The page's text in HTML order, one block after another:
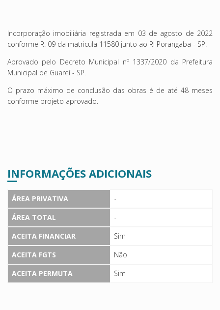
Incorporação imobiliária registrada em 03 de agosto de 2022
conforme R. 09 da matricula 11580 junto ao RI Porangaba - SP.
Aprovado pelo Decreto Municipal nº 1337/2020 da Prefeitura
Municipal de Guareí - SP.
O prazo máximo de conclusão das obras é de até 48 meses
conforme projeto aprovado.
INFORMAÇÕES ADICIONAIS
ÁREA PRIVATIVA -
ÁREA TOTAL -
ACEITA FINANCIAR
Sim
ACEITA FGTS
Não
ACEITA PERMUTA
Sim